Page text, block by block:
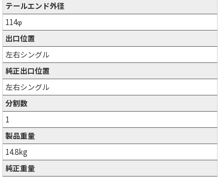
テールエンド外径
114φ
出口位置
左右シングル
純正出口位置
左右シングル
分割数
1
製品重量
14.8kg
純正重量